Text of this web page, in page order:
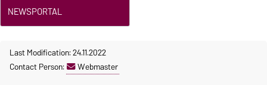
NEWSPORTAL
Last Modification: 24.11.2022
Contact Person:
Webmaster